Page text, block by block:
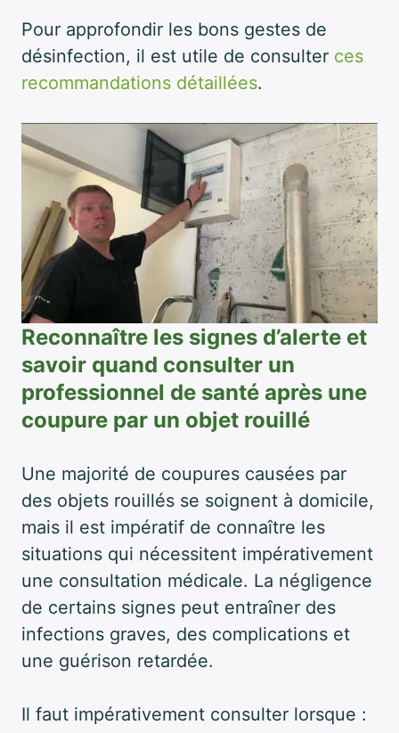
Pour approfondir les bons gestes de
désinfection, il est utile de consulter ces
recommandations détaillées.
Reconnaître les signes d’alerte et
savoir quand consulter un
professionnel de santé après une
coupure par un objet rouillé
Une majorité de coupures causées par
des objets rouillés se soignent à domicile,
mais il est impératif de connaître les
situations qui nécessitent impérativement
une consultation médicale. La négligence
de certains signes peut entraîner des
infections graves, des complications et
une guérison retardée.
Il faut impérativement consulter lorsque :